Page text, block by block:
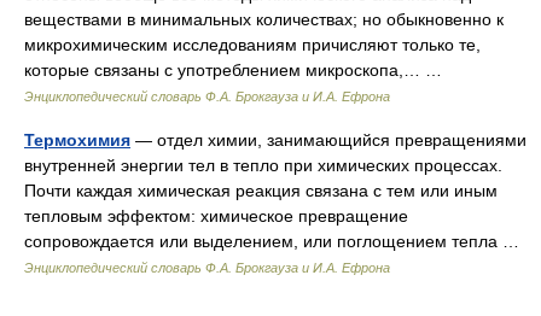
веществами в минимальных количествах; но обыкновенно к
микрохимическим исследованиям причисляют только те,
которые связаны с употреблением микроскопа,… …
Энциклопедический словарь Ф.А. Брокгауза и И.А. Ефрона
Термохимия — отдел химии, занимающийся превращениями
внутренней энергии тел в тепло при химических процессах.
Почти каждая химическая реакция связана с тем или иным
тепловым эффектом: химическое превращение
сопровождается или выделением, или поглощением тепла …
Энциклопедический словарь Ф.А. Брокгауза и И.А. Ефрона